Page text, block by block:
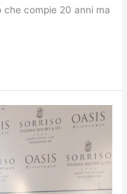
compie 20 anni ma